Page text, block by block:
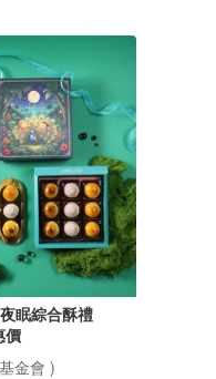
眠綜合酥禮
價
金會 )